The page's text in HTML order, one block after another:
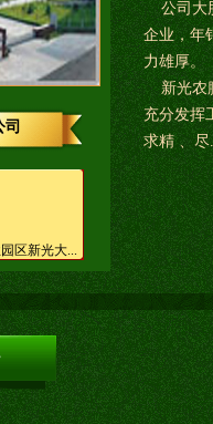
区新光大...
公司大股
企业，年
力雄厚。
新光农膜
充分发挥
求精 、尽